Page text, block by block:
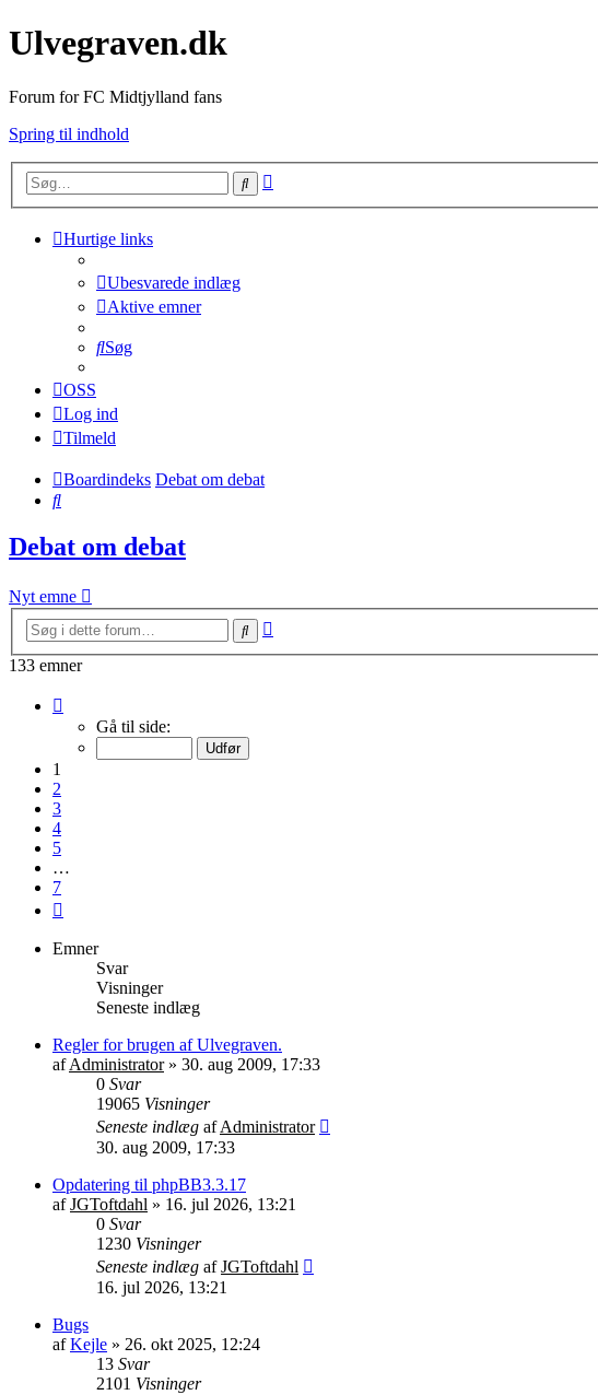
Ulvegraven.dk
Forum for FC Midtjylland fans
Spring til indhold
Søg
Hurtige links
Ubesvarede indlæg
Aktive emner
Søg
OSS
Log ind
Tilmeld
Boardindeks Debat om debat
Søg
Debat om debat
Nyt emne
Søg
133 emner
Gå til side:
1
2
3
4
5
…
7
Emner
Svar
Visninger
Seneste indlæg
Regler for brugen af Ulvegraven.
afAdministrator» 30. aug 2009, 17:33
0 Svar
19065 Visninger
Seneste indlæg afAdministrator
30. aug 2009, 17:33
Opdatering til phpBB3.3.17
afJGToftdahl » 16. jul 2026, 13:21
0 Svar
1230 Visninger
Seneste indlæg afJGToftdahl
16. jul 2026, 13:21
Bugs
afKejle » 26. okt 2025, 12:24
13 Svar
2101 Visninger